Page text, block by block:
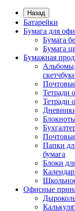
Назад
Батарейки
Бумага для
Бумага
Бумага
Бумажная
Тетради
Тетради
Папки
бумага
Блоки
Офисные